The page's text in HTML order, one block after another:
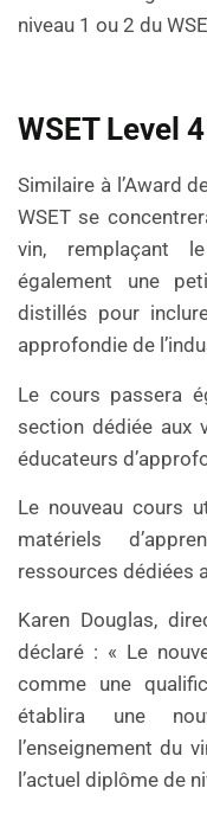
niveau 1 ou 2 du
WSET Level
Similaire à l’Award
WSET se
vin, remplaçant
également une
distillés pour
approfondie de
Le cours passera
section dédiée aux
éducateurs
Le nouveau cours
matériels
ressources dédiées
Karen Douglas,
déclaré : « Le
comme une
établira une
l’enseignement du
l’actuel diplôme de